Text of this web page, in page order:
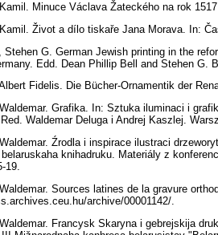
Minuce Václava Žateckého na rok
Život a dílo tiskaře Jana Morava. In:
Stehen G. German Jewish printing in the
Edd. Dean Phillip Bell and Stehen G.
Fidelis. Die Bücher-Ornamentik der
Grafika. In: Sztuka iluminaci i
Waldemar Deluga i Andrej Kaszlej.
Źrodla i inspirace ilustraci
knihadruku. Materiály z
19.
Sources latines de la gravure
archive/00001142/.
Francysk Skaryna i gebrejskija